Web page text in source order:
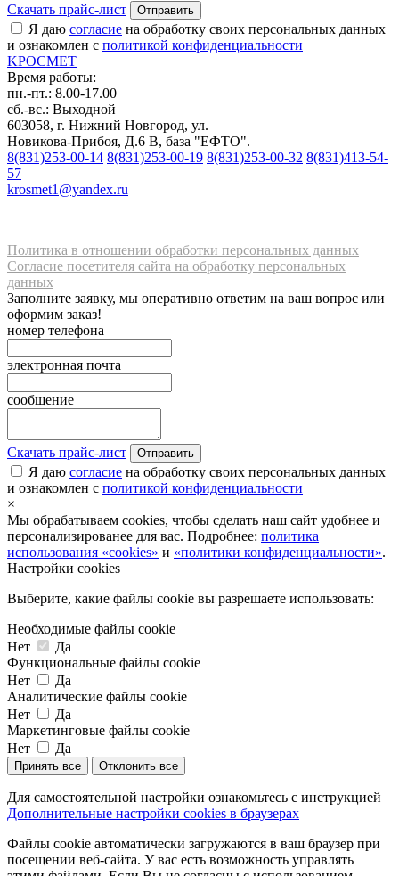
Скачать прайс-лист Отправить
Я даю согласие на обработку своих персональных данных
и ознакомлен с политикой конфиденциальности
KРОСМЕТ
Время работы:
пн.-пт.: 8.00-17.00
сб.-вс.: Выходной
603058, г. Нижний Новгород, ул.
Новикова-Прибоя, Д.6 В, база "ЕФТО".
8(831)253-00-14 8(831)253-00-19 8(831)253-00-32 8(831)413-54-
57
krosmet1@yandex.ru
Политика в отношении обработки персональных данных
Согласие посетителя сайта на обработку персональных
данных
Заполните заявку, мы оперативно ответим на ваш вопрос или
оформим заказ!
номер телефона
электронная почта
сообщение
Скачать прайс-лист Отправить
Я даю согласие на обработку своих персональных данных
и ознакомлен с политикой конфиденциальности
×
Мы обрабатываем cookies, чтобы сделать наш сайт удобнее и
персонализированее для вас. Подробнее: политика
использования «cookies» и «политики конфиденциальности».
Настройки cookies
Выберите, какие файлы cookie вы разрешаете использовать:
Необходимые файлы cookie
Нет
Да
Функциональные файлы cookie
Нет
Да
Аналитические файлы cookie
Нет
Да
Маркетинговые файлы cookie
Нет
Да
Принять все Отклонить все
Для самостоятельной настройки ознакомьтесь с инструкцией
Дополнительные настройки cookies в браузерах
Файлы cookie автоматически загружаются в ваш браузер при
посещении веб-сайта. У вас есть возможность управлять